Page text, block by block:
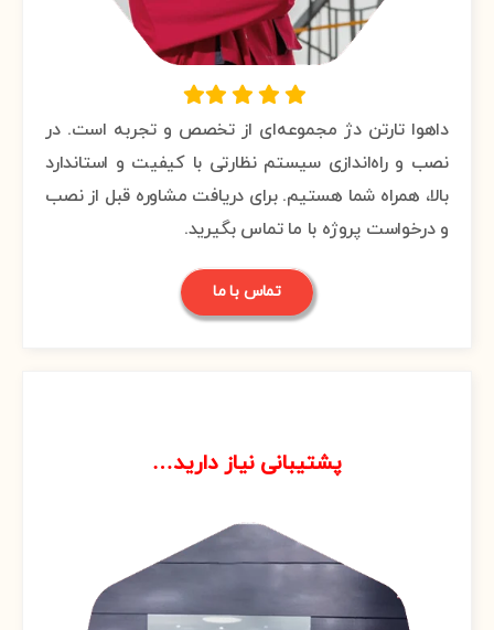
داهوا تارتن دژ مجموعه‌ای از تخصص و تجربه است. در
نصب و راه‌اندازی سیستم نظارتی با کیفیت و استاندارد
بالا، همراه شما هستیم. برای دریافت مشاوره قبل از نصب
و درخواست پروژه با ما تماس بگیرید.
تماس با ما
پشتیبانی نیاز دارید…